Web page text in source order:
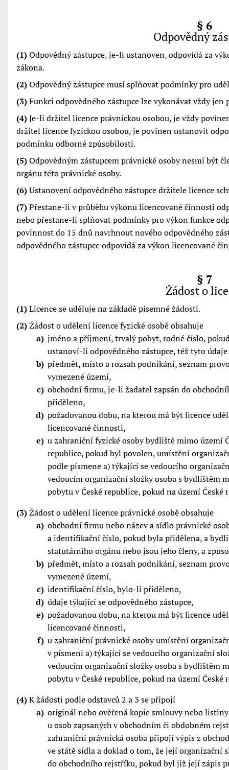
§ 6
Odpovědný
(1)Odpovědný zástupce, je-li ustanoven, odpovídá za
zákona.
(2)Odpovědný zástupce musí splňovat podmínky pro
(3)Funkci odpovědného zástupce lze vykonávat vždy
(4)Je-li držitel licence právnickou osobou, je vždy
držitel licence fyzickou osobou, je povinen ustanovit
podmínku odborné způsobilosti.
(5)Odpovědným zástupcem právnické osoby nesmí být
orgánu této právnické osoby.
(6)Ustanovení odpovědného zástupce držitele licence
(7)Přestane-li v průběhu výkonu licencované činnosti
nebo přestane-li splňovat podmínky pro výkon funkce
povinnost do 15 dnů navrhnout nového odpovědného
odpovědného zástupce odpovídá za výkon licencované
§ 7
Žádost o
(1)Licence se uděluje na základě písemné žádosti.
(2)Žádost o udělení licence fyzické osobě obsahuje
a jméno a příjmení, trvalý pobyt, rodné číslo,
ustanoví-li odpovědného zástupce, též tyto
b předmět, místo a rozsah podnikání, seznam
vymezené území,
c obchodní firmu, je-li žadatel zapsán do
přiděleno,
d požadovanou dobu, na kterou má být licence
licencované činnosti,
e u zahraniční fyzické osoby bydliště mimo území
republice, pokud byl povolen, umístění
podle písmene a) týkající se vedoucího
vedoucím organizační složky osoba s bydlištěm
pobytu v České republice, pokud na území České
(3)Žádost o udělení licence právnické osobě obsahuje
a obchodní firmu nebo název a sídlo právnické
a identifikační číslo, pokud byla přidělena, a
statutárního orgánu nebo jsou jeho členy, a
b předmět, místo a rozsah podnikání, seznam
vymezené území,
c identifikační číslo, bylo-li přiděleno,
d údaje týkající se odpovědného zástupce,
e požadovanou dobu, na kterou má být licence
licencované činnosti,
f u zahraniční právnické osoby umístění
v písmeni a) týkající se vedoucího organizační
vedoucím organizační složky osoba s bydlištěm
pobytu v České republice, pokud na území České
(4)K žádosti podle odstavců 2 a 3 se připojí
a originál nebo ověřená kopie smlouvy nebo
u osob zapsaných v obchodním či obdobném
zahraniční právnická osoba připojí výpis z
ve státě sídla a doklad o tom, že její organizační
do obchodního rejstříku, pokud byl již její zápis